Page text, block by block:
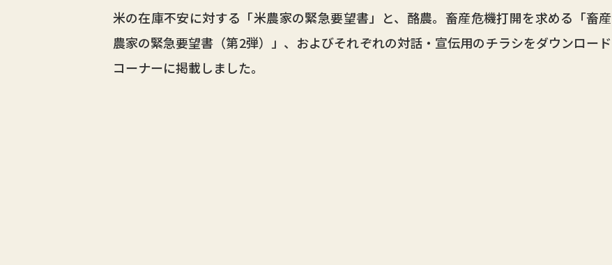
米の在庫不安に対する「米農家の緊急要望書」と、酪農。畜産危機打開を求める「畜産
農家の緊急要望書（第2弾）」、およびそれぞれの対話・宣伝用のチラシをダウンロード
コーナーに掲載しました。